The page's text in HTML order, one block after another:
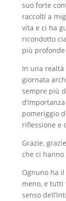
suo forte
raccolti a
vita e ci ha
ricondotto
più
In una realtà
giornata
sempre più
pomeriggio
riflessione e
Grazie,
che ci hanno
Ognuno ha
meno, e
senso